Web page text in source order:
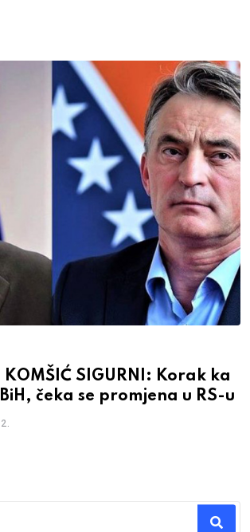
KOMŠIĆ SIGURNI: Korak ka
čeka se promjena u RS-u